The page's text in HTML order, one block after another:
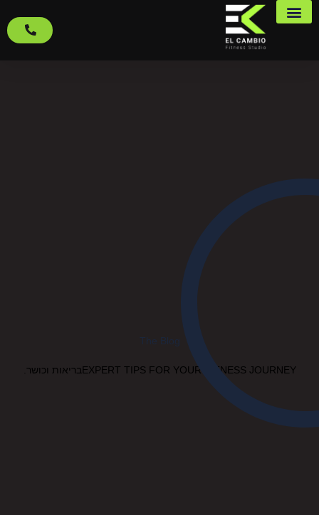
The Blog
EXPERT TIPS FOR YOUR FITNESS JOURNEYבריאות וכושר.